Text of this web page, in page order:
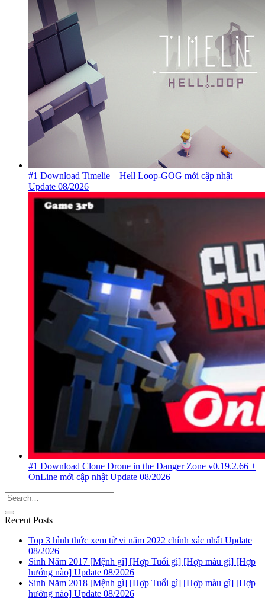
#1 Download Timelie – Hell Loop-GOG mới cập nhật
Update 08/2026
#1 Download Clone Drone in the Danger Zone v0.19.2.66 +
OnLine mới cập nhật Update 08/2026
Recent Posts
Top 3 hình thức xem tử vi năm 2022 chính xác nhất Update
08/2026
Sinh Năm 2017 [Mệnh gì] [Hợp Tuổi gì] [Hợp màu gì] [Hợp
hướng nào] Update 08/2026
Sinh Năm 2018 [Mệnh gì] [Hợp Tuổi gì] [Hợp màu gì] [Hợp
hướng nào] Update 08/2026